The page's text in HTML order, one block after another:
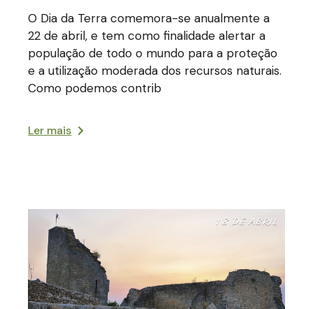
O Dia da Terra comemora-se anualmente a
22 de abril, e tem como finalidade alertar a
população de todo o mundo para a proteção
e a utilização moderada dos recursos naturais.
Como podemos contrib
Ler mais